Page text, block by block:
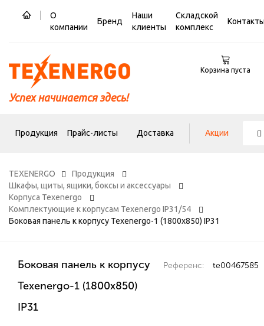
О
компании
Бренд
Наши
клиенты
Складской
комплекс
Успех начинается здесь!
Корзина пуста
Продукция Прайс-листы Доставка Акции
TEXENERGO
Продукция
Шкафы, щиты, ящики, боксы и аксессуары
Корпуса Texenergo
Комплектующие к корпусам Texenergo IP31/54
Боковая панель к корпусу Texenergo-1 (1800х850) IP31
Боковая панель к корпусу
Texenergo-1 (1800х850)
IP31
Референс: te00467585